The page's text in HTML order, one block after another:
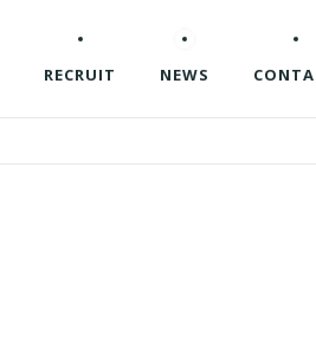
RECRUIT NEWS